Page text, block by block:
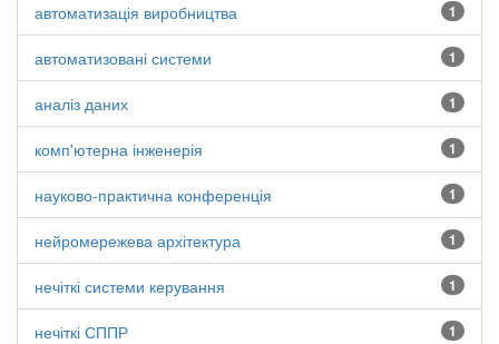
1
автоматизація виробництва
1
автоматизовані системи
1
аналіз даних
1
комп'ютерна інженерія
1
науково-практична конференція
1
нейромережева архітектура
1
нечіткі системи керування
1
нечіткі СППР